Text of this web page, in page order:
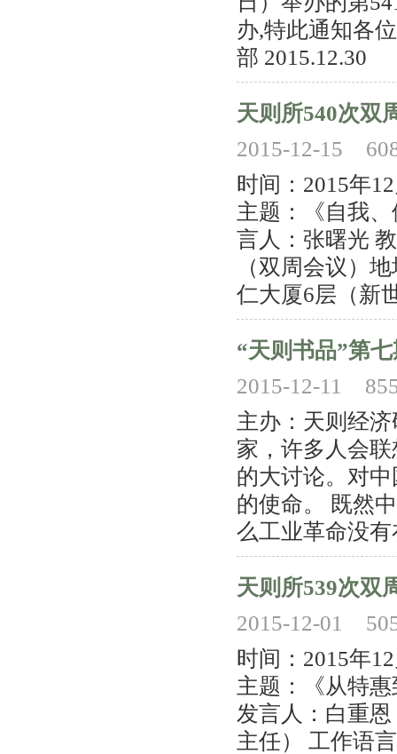
办,特此通知各
部 2015.12.30
天则所540次双
2015-12-15
时间：2015年
主题：《自我
言人：张曙光
（双周会议）
仁大厦6层（新
“天则书品”第
2015-12-11
主办：天则经
家，许多人会
的大讨论。对
的使命。 既然
么工业革命没
天则所539次双
2015-12-01
时间：2015年
主题：《从特
发言人：白重
主任） 工作语